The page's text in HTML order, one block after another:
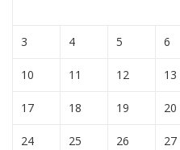
3 4 5 6
10 11 12 13
17 18 19 20
24 25 26 27